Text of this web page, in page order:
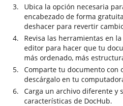
Ubica la opción necesaria
encabezado de forma
deshacer para revertir
Revisa las herramientas en
editor para hacer que tu
más ordenado, más
Comparte tu documento con
descárgalo en tu
Carga un archivo diferente y
características de DocHub.